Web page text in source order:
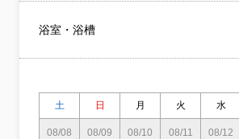
浴室・浴槽
土 日 月 火 水
08/08
08/09
08/10
08/11
08/12